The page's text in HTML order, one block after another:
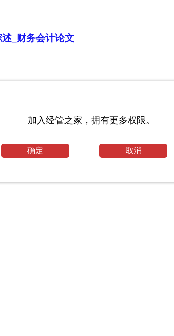
_财务会计论文
学考研网
文范文
加入经管之家，拥有更多权限。
确定 取消